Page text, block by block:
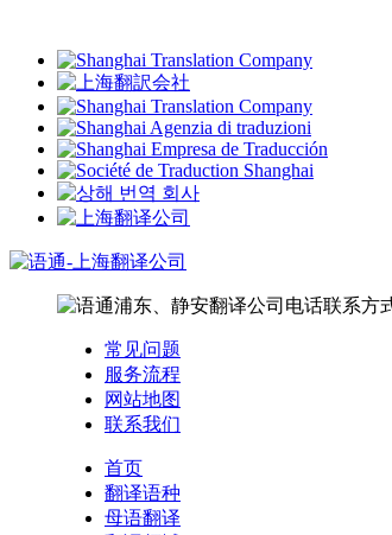
常见问题
服务流程
网站地图
联系我们
首页
翻译语种
母语翻译